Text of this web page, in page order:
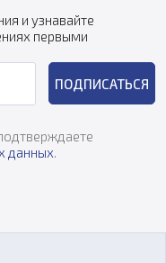
и узнавайте
первыми
ПОДПИСАТЬСЯ
данных.